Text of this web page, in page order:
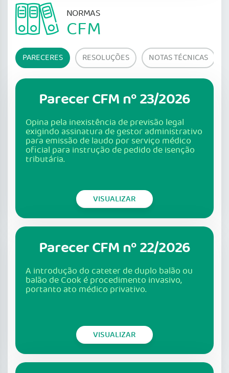
NORMAS
CFM
PARECERES RESOLUÇÕES NOTAS TÉCNICAS
Parecer CFM nº 23/2026
Opina pela inexistência de previsão legal
exigindo assinatura de gestor administrativo
para emissão de laudo por serviço médico
oficial para instrução de pedido de isenção
tributária.
VISUALIZAR
Parecer CFM nº 22/2026
A introdução do cateter de duplo balão ou
balão de Cook é procedimento invasivo,
portanto ato médico privativo.
VISUALIZAR